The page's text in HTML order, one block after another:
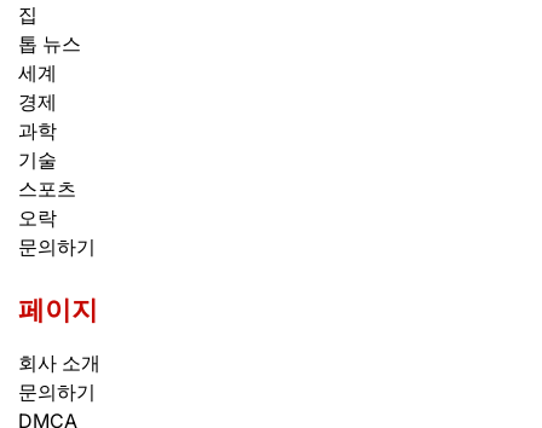
집
톱 뉴스
세계
경제
과학
기술
스포츠
오락
문의하기
페이지
회사 소개
문의하기
DMCA